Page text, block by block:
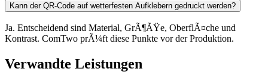
Kann der QR-Code auf wetterfesten Aufklebern gedruckt werden?
Ja. Entscheidend sind Material, GrÃ¶ÃŸe, OberflÃ¤che und
Kontrast. ComTwo prÃ¼ft diese Punkte vor der Produktion.
Verwandte Leistungen